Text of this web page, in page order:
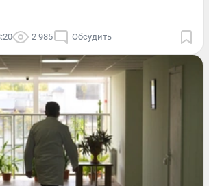
2 985 Обсудить